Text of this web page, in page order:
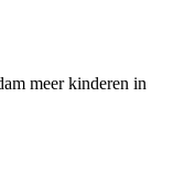
meer kinderen in